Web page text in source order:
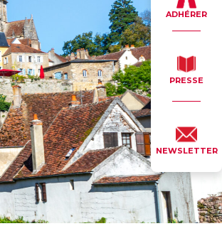
ADHÉRER
PRESSE
NEWSLETTER